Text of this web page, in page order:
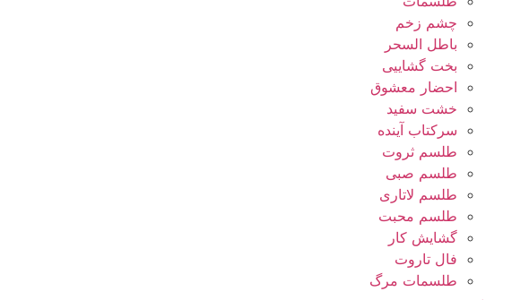
چشم زخم
باطل السحر
بخت گشاییی
احضار معشوق
خشت سفید
سرکتاب آینده
طلسم ثروت
طلسم صبی
طلسم لاتاری
طلسم محبت
گشایش کار
فال تاروت
طلسمات مرگ